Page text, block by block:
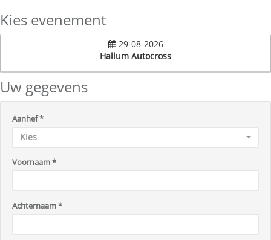
Kies evenement
29-08-2026
Hallum Autocross
Uw gegevens
Aanhef*
Kies
Voornaam*
Achternaam*